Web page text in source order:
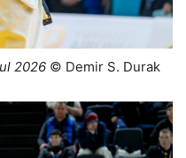
2026 © Demir S. Durak